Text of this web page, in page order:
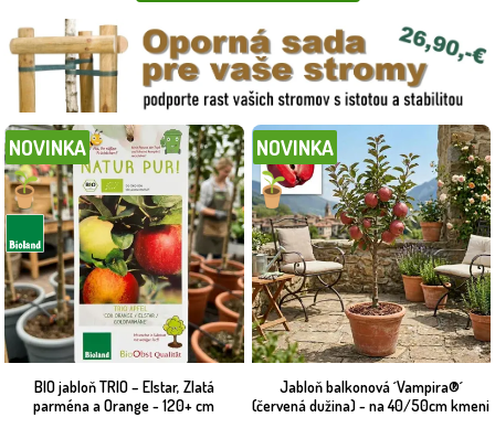
konzumáciu,
jesenné jablone – aromatické, vhodné na skladovanie,
zimné jablone – trváce a odolné, skladovateľné až do jari.
🌱 Všetky naše jablone súkontajnerované, čo znamená:možnosť
výsadby počas celej sezóny,rýchle ujatie,skoršia úroda.🧺
Odporúčame kombinovať sďalšími ovocnými stromami, ako sú hrušky,
slivky či marhule – vytvoríte tak pestrú a bohatú záhradu plnú
vitamínov a chute.🚚 Doručujeme vlastnou dopravou na celom
Slovensku a v pohraničných oblastiach Maďarska a Rakúska –
spoľahlivo, šetrne a rýchlo .Objednajte si kvalitné jablone z
Maxgarden.sk – pre úrodu, na ktorú sa môžete spoľahnúť🍏
BIO jabloň TRIO – Elstar, Zlatá
parména a Orange - 120+ cm
NOVINKA
Jabloň balkonová ´Vampira®´
(červená dužina) - na 40/50cm kmeni
NOVINKA